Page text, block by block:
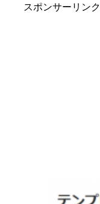
スポンサーリンク